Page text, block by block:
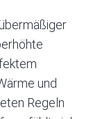
und
Regeln